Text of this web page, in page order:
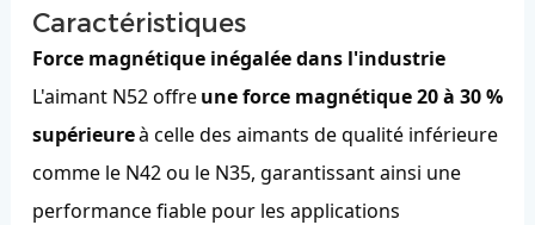
Caractéristiques
Force magnétique inégalée dans l'industrie
L'aimant N52 offreune force magnétique 20 à 30 %
supérieureà celle des aimants de qualité inférieure
comme le N42 ou le N35, garantissant ainsi une
performance fiable pour les applications